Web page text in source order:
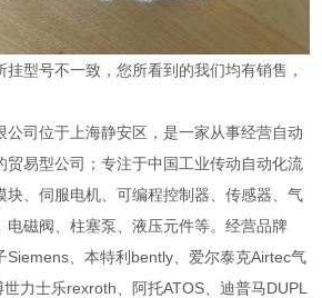
型号不一致，您所看到的我们均有销售，
公司位于上海静安区，是一家从事经营自动
贸易型公司；专注于中国工业传动自动化流
块、伺服电机、可编程控制器、传感器、气
电磁阀、柱塞泵、液压元件等。经营品牌
Siemens、本特利bently、爱尔泰克Airtec气
力士乐rexroth、阿托ATOS、迪普马DUPL